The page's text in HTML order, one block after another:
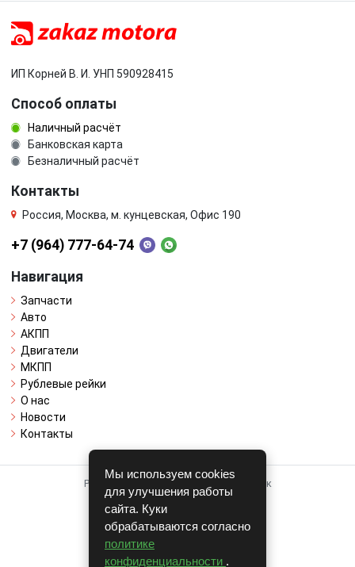
ИП Корней В. И. УНП 590928415
Способ оплаты
Наличный расчёт
Банковская карта
Безналичный расчёт
Контакты
Россия, Москва, м. кунцевская, Офис 190
+7 (964) 777-64-74
Навигация
Запчасти
Авто
АКПП
Двигатели
МКПП
Рублевые рейки
О нас
Новости
Контакты
Работает на системе для авторазборок
CARRO.БИЗНЕС
Полная версия
© COPYRIGHT 2026 г.
Мы используем cookies
для улучшения работы
сайта. Куки
обрабатываются согласно
политике
конфиденциальности .